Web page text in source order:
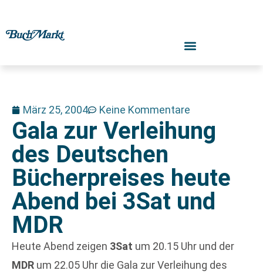
März 25, 2004 Keine Kommentare
Gala zur Verleihung
des Deutschen
Bücherpreises heute
Abend bei 3Sat und
MDR
Heute Abend zeigen 3Sat um 20.15 Uhr und der
MDR um 22.05 Uhr die Gala zur Verleihung des